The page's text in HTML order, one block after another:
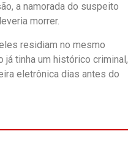
a namorada do suspeito
morrer.
residiam no mesmo
tinha um histórico criminal,
eletrônica dias antes do